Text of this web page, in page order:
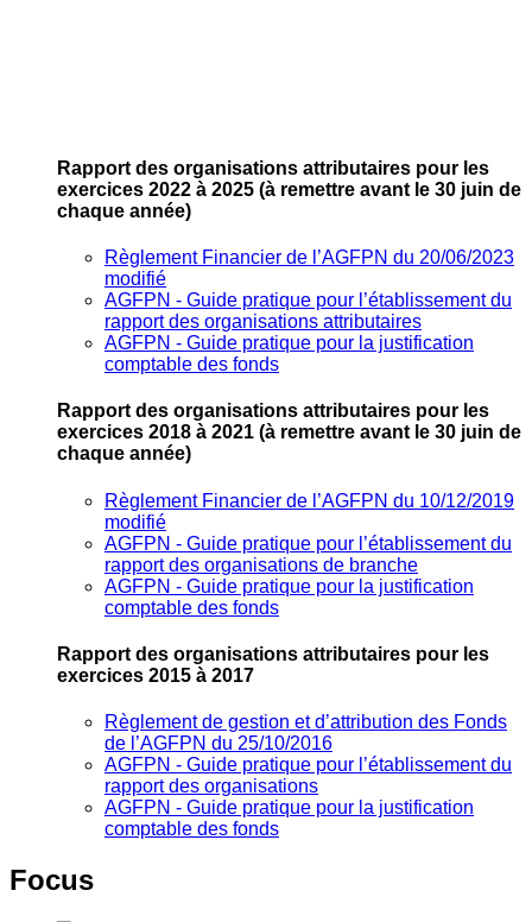
Rapport des organisations attributaires pour les
exercices 2022 à 2025 (à remettre avant le 30 juin de
chaque année)
Règlement Financier de l’AGFPN du 20/06/2023
modifié
AGFPN ‐ Guide pratique pour l’établissement du
rapport des organisations attributaires
AGFPN ‐ Guide pratique pour la justification
comptable des fonds
Rapport des organisations attributaires pour les
exercices 2018 à 2021 (à remettre avant le 30 juin de
chaque année)
Règlement Financier de l’AGFPN du 10/12/2019
modifié
AGFPN ‐ Guide pratique pour l’établissement du
rapport des organisations de branche
AGFPN ‐ Guide pratique pour la justification
comptable des fonds
Rapport des organisations attributaires pour les
exercices 2015 à 2017
Règlement de gestion et d’attribution des Fonds
de l’AGFPN du 25/10/2016
AGFPN ‐ Guide pratique pour l’établissement du
rapport des organisations
AGFPN ‐ Guide pratique pour la justification
comptable des fonds
Focus